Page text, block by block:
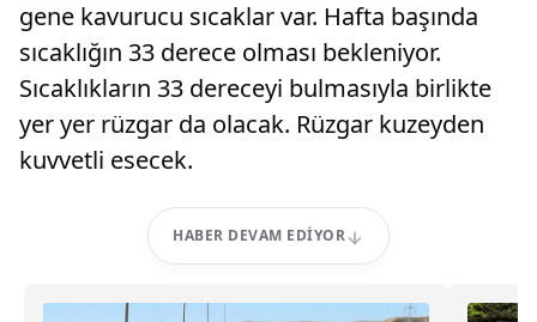
gene kavurucu sıcaklar var. Hafta başında
sıcaklığın 33 derece olması bekleniyor.
Sıcaklıkların 33 dereceyi bulmasıyla birlikte
yer yer rüzgar da olacak. Rüzgar kuzeyden
kuvvetli esecek.
HABER DEVAM EDIYOR